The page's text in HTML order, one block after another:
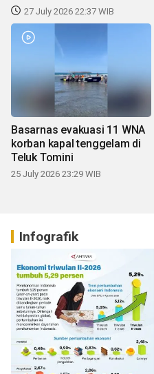
27 July 2026 22:37 WIB
Basarnas evakuasi 11 WNA
korban kapal tenggelam di
Teluk Tomini
25 July 2026 23:29 WIB
Infografik